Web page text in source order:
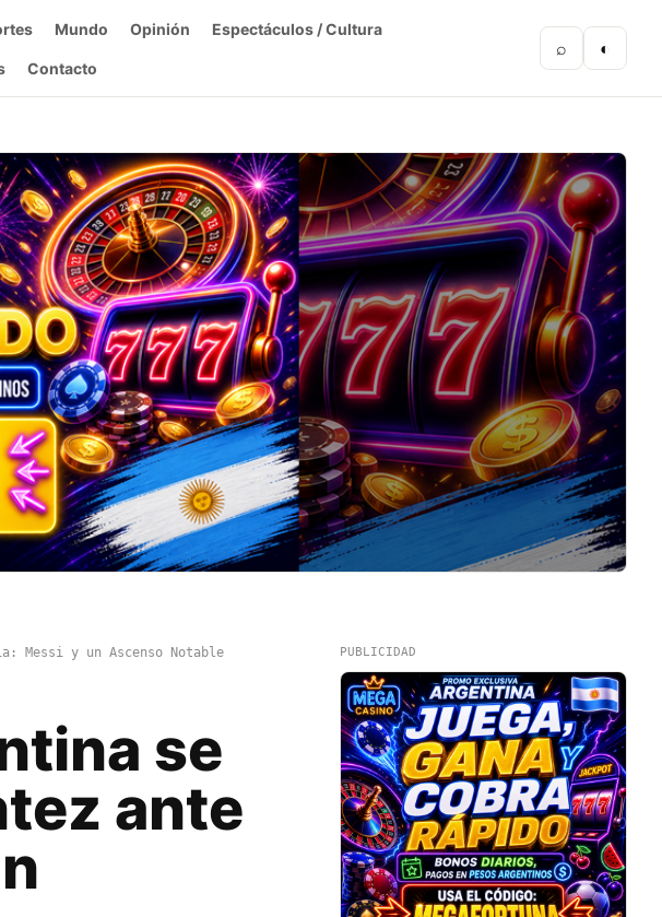
Mundo Opinión Espectáculos / Cultura
Contacto
⌕ ◐
Messi y un Ascenso Notable
se
ante
PUBLICIDAD